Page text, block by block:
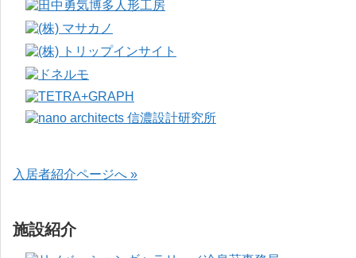
入居者紹介ページへ »
施設紹介